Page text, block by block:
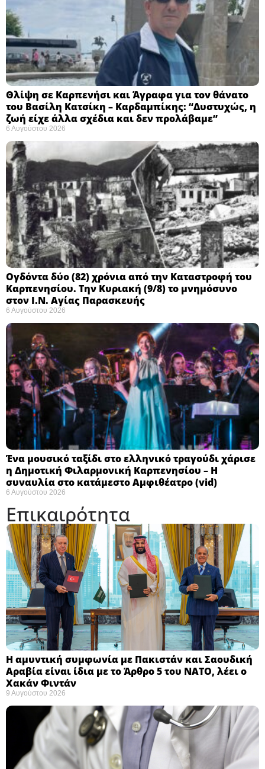
Θλίψη σε Καρπενήσι και Άγραφα για τον θάνατο
του Βασίλη Κατσίκη – Καρδαμπίκης: “Δυστυχώς, η
ζωή είχε άλλα σχέδια και δεν προλάβαμε”
6 Αυγούστου 2026
Ογδόντα δύο (82) χρόνια από την Καταστροφή του
Καρπενησίου. Την Κυριακή (9/8) το μνημόσυνο
στον Ι.Ν. Αγίας Παρασκευής
6 Αυγούστου 2026
Ένα μουσικό ταξίδι στο ελληνικό τραγούδι χάρισε
η Δημοτική Φιλαρμονική Καρπενησίου – Η
συναυλία στο κατάμεστο Αμφιθέατρο (vid)
6 Αυγούστου 2026
Επικαιρότητα
Η αμυντική συμφωνία με Πακιστάν και Σαουδική
Αραβία είναι ίδια με το Άρθρο 5 του ΝΑΤΟ, λέει ο
Χακάν Φιντάν ​
9 Αυγούστου 2026